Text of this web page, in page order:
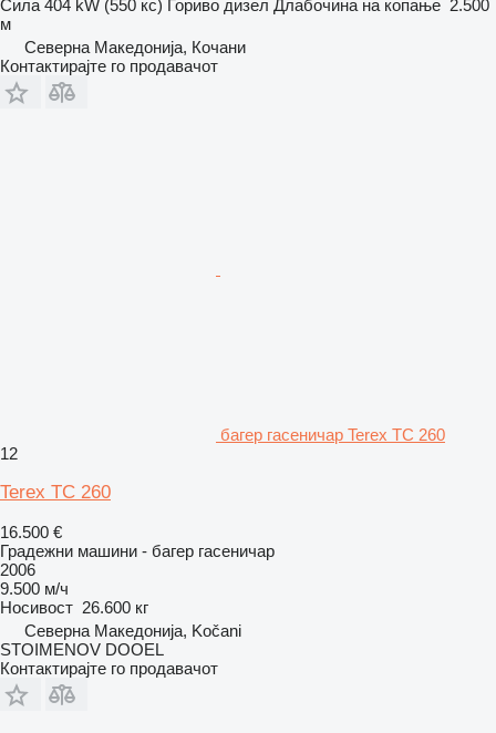
Сила 404 kW (550 кс) Гориво дизел Длабочина на копање 2.500
м
Северна Македонија, Кочани
Контактирајте го продавачот
багер гасеничар Terex TC 260
12
Terex TC 260
16.500 €
Градежни машини - багер гасеничар
2006
9.500 м/ч
Носивост 26.600 кг
Северна Македонија, Kočani
STOIMENOV DOOEL
Контактирајте го продавачот